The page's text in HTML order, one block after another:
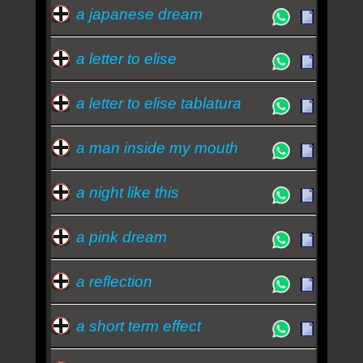
a japanese dream
a letter to elise
a letter to elise tablatura
a man inside my mouth
a night like this
a pink dream
a reflection
a short term effect